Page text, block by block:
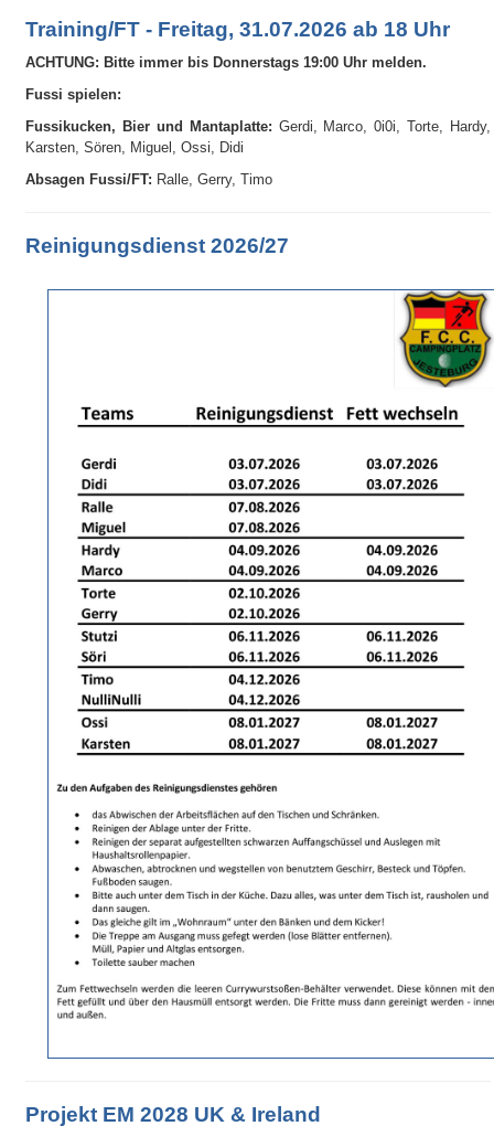
Training/FT - Freitag, 31.07.2026 ab 18 Uhr
ACHTUNG: Bitte immer bis Donnerstags 19:00 Uhr melden.
Fussi spielen:
Fussikucken, Bier und Mantaplatte: Gerdi, Marco, 0i0i, Torte, Hardy,
Karsten, Sören, Miguel, Ossi, Didi
Absagen Fussi/FT: Ralle, Gerry, Timo
Reinigungsdienst 2026/27
Projekt EM 2028 UK & Ireland